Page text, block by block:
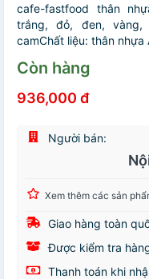
cafe-fastfood thân
trắng, đỏ, đen,
camChất liệu: thân nhựa
Còn hàng
936,000 đ
Người bán:
Xem thêm các sản
Giao hàng toàn
Được kiểm tra
Thanh toán khi